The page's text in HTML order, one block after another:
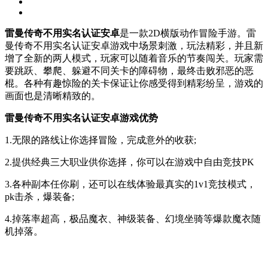
雷曼传奇不用实名认证安卓是一款2D横版动作冒险手游。雷
曼传奇不用实名认证安卓游戏中场景刺激，玩法精彩，并且新
增了全新的两人模式，玩家可以随着音乐的节奏闯关。玩家需
要跳跃、攀爬、躲避不同关卡的障碍物，最终击败邪恶的恶
棍。各种有趣惊险的关卡保证让你感受得到精彩纷呈，游戏的
画面也是清晰精致的。
雷曼传奇不用实名认证安卓游戏优势
1.无限的路线让你选择冒险，完成意外的收获;
2.提供经典三大职业供你选择，你可以在游戏中自由竞技PK
3.各种副本任你刷，还可以在线体验最真实的1v1竞技模式，
pk击杀，爆装备;
4.掉落率超高，极品魔衣、神级装备、幻境坐骑等爆款魔衣随
机掉落。